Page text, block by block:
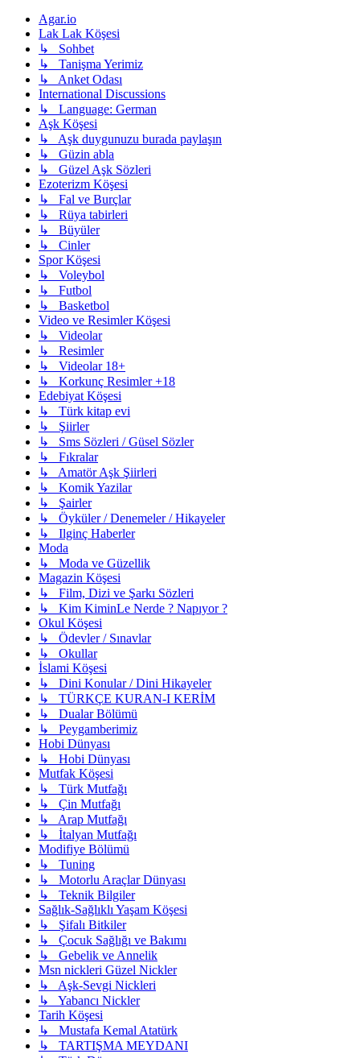
Agar.io
Lak Lak Köşesi
↳ Sohbet
↳ Tanişma Yerimiz
↳ Anket Odası
International Discussions
↳ Language: German
Aşk Köşesi
↳ Aşk duygunuzu burada paylaşın
↳ Güzin abla
↳ Güzel Aşk Sözleri
Ezoterizm Köşesi
↳ Fal ve Burçlar
↳ Rüya tabirleri
↳ Büyüler
↳ Cinler
Spor Köşesi
↳ Voleybol
↳ Futbol
↳ Basketbol
Video ve Resimler Köşesi
↳ Videolar
↳ Resimler
↳ Videolar 18+
↳ Korkunç Resimler +18
Edebiyat Köşesi
↳ Türk kitap evi
↳ Şiirler
↳ Sms Sözleri / Güsel Sözler
↳ Fıkralar
↳ Amatör Aşk Şiirleri
↳ Komik Yazilar
↳ Şairler
↳ Öyküler / Denemeler / Hikayeler
↳ Ilginç Haberler
Moda
↳ Moda ve Güzellik
Magazin Köşesi
↳ Film, Dizi ve Şarkı Sözleri
↳ Kim KiminLe Nerde ? Napıyor ?
Okul Köşesi
↳ Ödevler / Sınavlar
↳ Okullar
İslami Köşesi
↳ Dini Konular / Dini Hikayeler
↳ TÜRKÇE KURAN-I KERİM
↳ Dualar Bölümü
↳ Peygamberimiz
Hobi Dünyası
↳ Hobi Dünyası
Mutfak Köşesi
↳ Türk Mutfağı
↳ Çin Mutfağı
↳ Arap Mutfağı
↳ İtalyan Mutfağı
Modifiye Bölümü
↳ Tuning
↳ Motorlu Araçlar Dünyası
↳ Teknik Bilgiler
Sağlık-Sağlıklı Yaşam Köşesi
↳ Şifalı Bitkiler
↳ Çocuk Sağlığı ve Bakımı
↳ Gebelik ve Annelik
Msn nickleri Güzel Nickler
↳ Aşk-Sevgi Nickleri
↳ Yabancı Nickler
Tarih Köşesi
↳ Mustafa Kemal Atatürk
↳ TARTIŞMA MEYDANI